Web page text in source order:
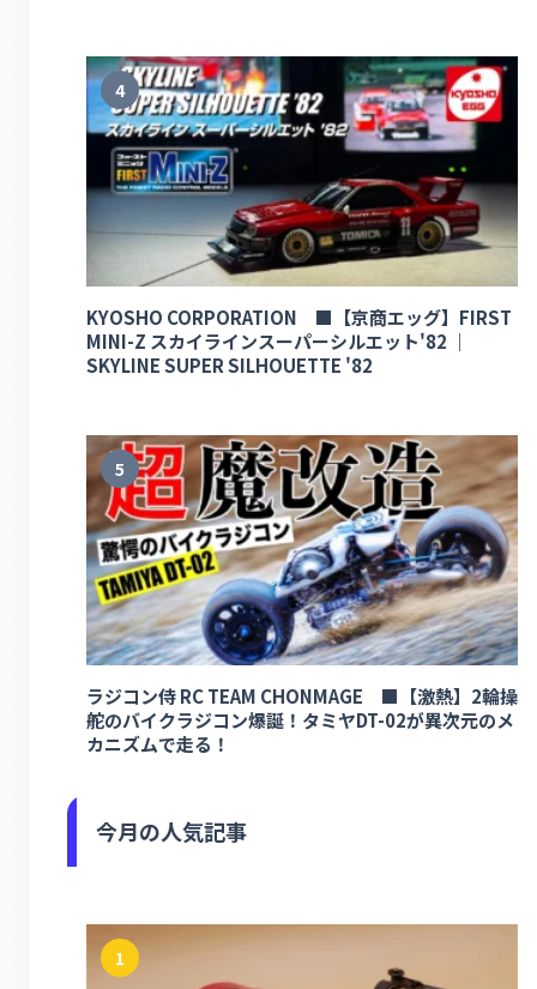
4
KYOSHO CORPORATION ■【京商エッグ】FIRST
MINI-Z スカイラインスーパーシルエット'82 ｜
SKYLINE SUPER SILHOUETTE '82
5
ラジコン侍 RC TEAM CHONMAGE ■【激熱】2輪操
舵のバイクラジコン爆誕！タミヤDT-02が異次元のメ
カニズムで走る！
今月の人気記事
1